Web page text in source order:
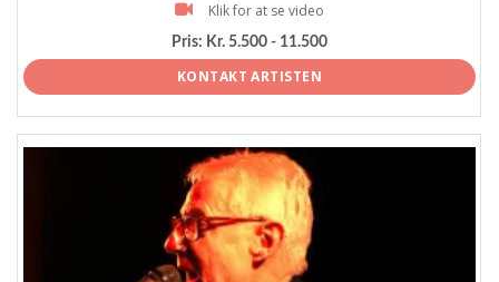
Klik for at se video
Pris: Kr. 5.500 - 11.500
KONTAKT ARTISTEN